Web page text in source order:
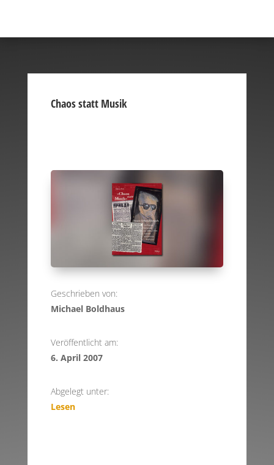
Chaos statt Musik
Geschrieben von:
Michael Boldhaus
Veröffentlicht am:
6. April 2007
Abgelegt unter:
Lesen